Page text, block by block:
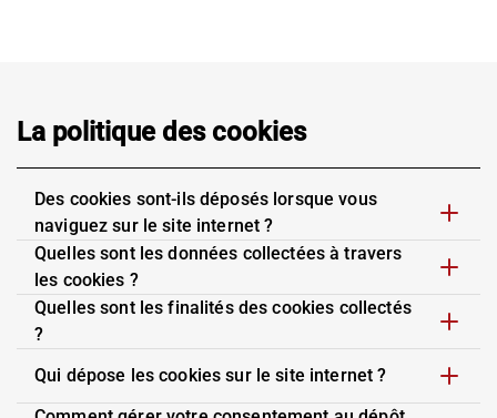
La politique des cookies
Des cookies sont-ils déposés lorsque vous
naviguez sur le site internet ?
Quelles sont les données collectées à travers
les cookies ?
Quelles sont les finalités des cookies collectés
?
Qui dépose les cookies sur le site internet ?